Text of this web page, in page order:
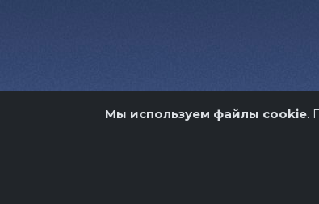
Мы используем файлы cookie.